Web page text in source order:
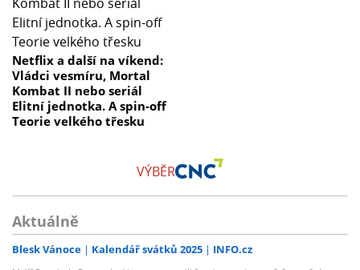
Netflix a další na víkend:
Vládci vesmíru, Mortal
Kombat II nebo seriál
Elitní jednotka. A spin-off
Teorie velkého třesku
VÝBĚR
Aktuálně
Blesk Vánoce Kalendář svátků 2025 INFO.cz